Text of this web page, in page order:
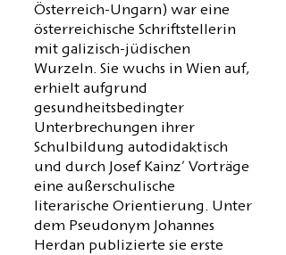
Österreich-Ungarn) war eine
österreichische Schriftstellerin
mit galizisch-jüdischen
Wurzeln. Sie wuchs in Wien auf,
erhielt aufgrund
gesundheitsbedingter
Unterbrechungen ihrer
Schulbildung autodidaktisch
und durch Josef Kainz’ Vorträge
eine außerschulische
literarische Orientierung. Unter
dem Pseudonym Johannes
Herdan publizierte sie erste